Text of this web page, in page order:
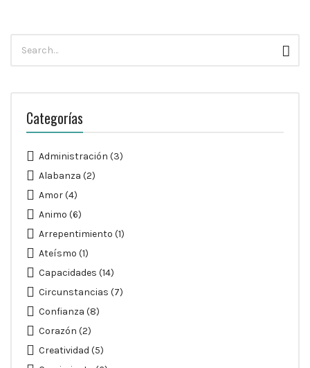
para:
Categorías
Administración (3)
Alabanza (2)
Amor(4)
Animo (6)
Arrepentimiento (1)
Ateísmo (1)
Capacidades (14)
Circunstancias (7)
Confianza (8)
Corazón (2)
Creatividad (5)